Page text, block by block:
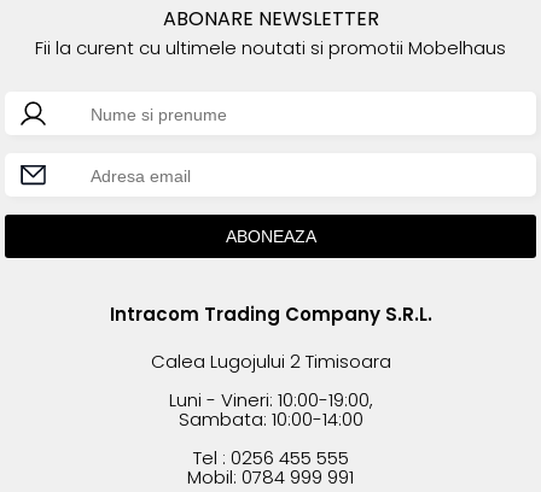
ABONARE NEWSLETTER
Fii la curent cu ultimele noutati si promotii Mobelhaus
Intracom Trading Company S.R.L.
Calea Lugojului 2 Timisoara
Luni - Vineri: 10:00-19:00,
Sambata: 10:00-14:00
Tel : 0256 455 555
Mobil: 0784 999 991